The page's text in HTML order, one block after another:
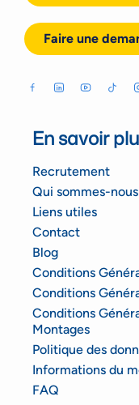
Faire une
En savoir
Recrutement
Qui sommes-
Liens utiles
Contact
Blog
Conditions
Conditions
Conditions
Montages
Politique des
Informations du
FAQ